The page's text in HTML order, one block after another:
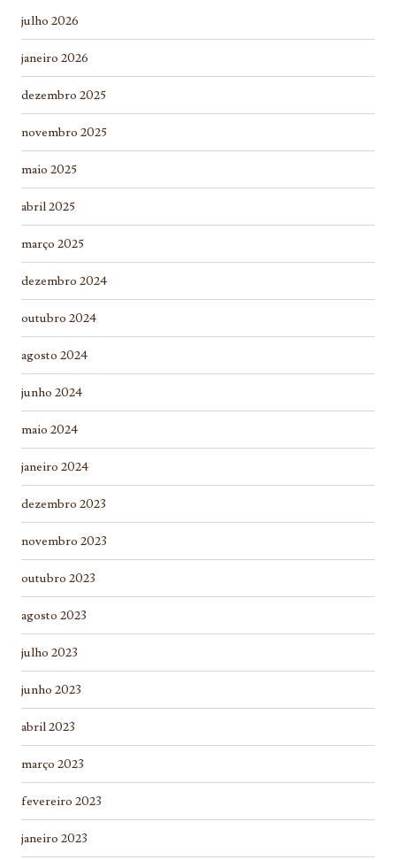
julho 2026
janeiro 2026
dezembro 2025
novembro 2025
maio 2025
abril 2025
março 2025
dezembro 2024
outubro 2024
agosto 2024
junho 2024
maio 2024
janeiro 2024
dezembro 2023
novembro 2023
outubro 2023
agosto 2023
julho 2023
junho 2023
abril 2023
março 2023
fevereiro 2023
janeiro 2023